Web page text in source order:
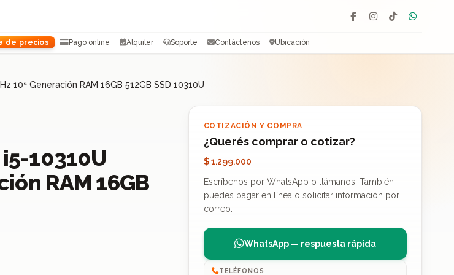
Facebook
Instagram
TikTok
de precios Pago online Alquiler Soporte Contáctenos Ubicación
10ª Generación RAM 16GB 512GB SSD 10310U
i5-10310U
RAM 16GB
COTIZACIÓN Y COMPRA
¿Querés comprar o cotizar?
$ 1.299.000
Escríbenos por WhatsApp o llámanos. También
puedes pagar en línea o solicitar información por
correo.
WhatsApp — respuesta rápida
TELÉFONOS